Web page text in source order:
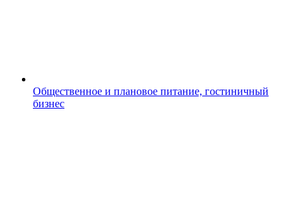
Общественное и плановое питание, гостиничный
бизнес